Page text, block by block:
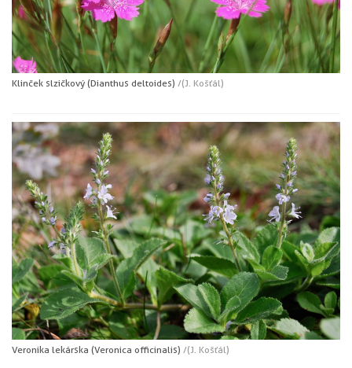
Klinček slzičkový (Dianthus deltoides) /(J. Košťál)
Veronika lekárska (Veronica officinalis) /(J. Košťál)